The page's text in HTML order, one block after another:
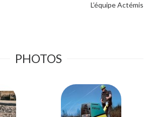
L’équipe Actémis
PHOTOS